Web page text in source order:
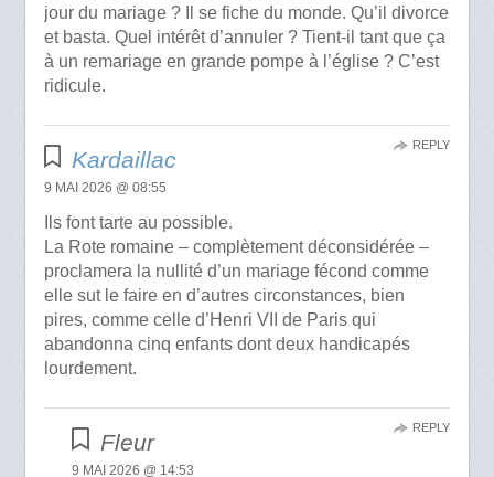
jour du mariage ? Il se fiche du monde. Qu’il divorce
et basta. Quel intérêt d’annuler ? Tient-il tant que ça
à un remariage en grande pompe à l’église ? C’est
ridicule.
Kardaillac
9 MAI 2026 @ 08:55
Ils font tarte au possible.
La Rote romaine – complètement déconsidérée –
proclamera la nullité d’un mariage fécond comme
elle sut le faire en d’autres circonstances, bien
pires, comme celle d’Henri VII de Paris qui
abandonna cinq enfants dont deux handicapés
lourdement.
REPLY
Fleur
9 MAI 2026 @ 14:53
REPLY